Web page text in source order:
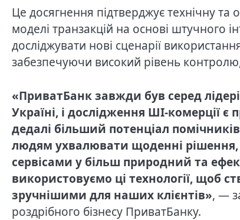
Це досягнення підтверджує технічну та
моделі транзакцій на основі штучного
досліджувати нові сценарії
забезпечуючи високий рівень контролю,
«ПриватБанк завжди був серед
Україні, і дослідження ШІ-
дедалі більший потенціал
людям ухвалювати щоденні
сервісами у більш природний та
використовуємо ці технології, щоб
зручнішими для наших клієнтів», —
роздрібного бізнесу ПриватБанку.